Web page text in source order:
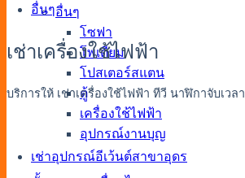
อื่นๆ
โซฟา
โพเดียม
โปสเตอร์สแตน
ตู้
เครื่องใช้ไฟฟ้า
อุปกรณ์งานบุญ
เช่าอุปกรณ์อีเว้นต์สาขาอุดร
อื่นๆ
เช่าเครื่องใช้ไฟฟ้า
บริการให้ เช่าเครื่องใช้ไฟฟ้า ทีวี นาฬิกาจับเวลา